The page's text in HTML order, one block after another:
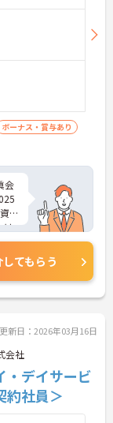
ボーナス・賞与あり
会
格
は
つ
の
を
てもらう
更新日：2026年03月16日
会社
・デイサービ
約社員＞